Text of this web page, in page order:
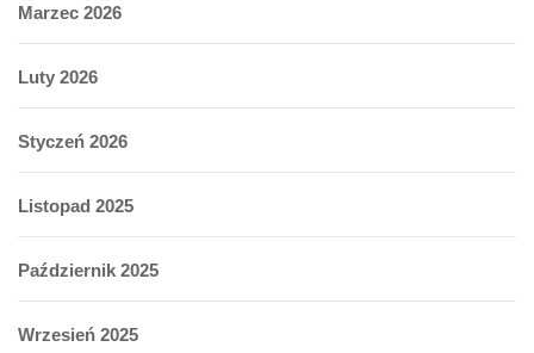
Marzec 2026
Luty 2026
Styczeń 2026
Listopad 2025
Październik 2025
Wrzesień 2025